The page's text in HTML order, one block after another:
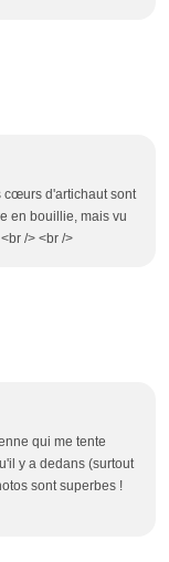
cœurs d'artichaut sont
en bouillie, mais vu
/> <br />
qui me tente
y a dedans (surtout
sont superbes !